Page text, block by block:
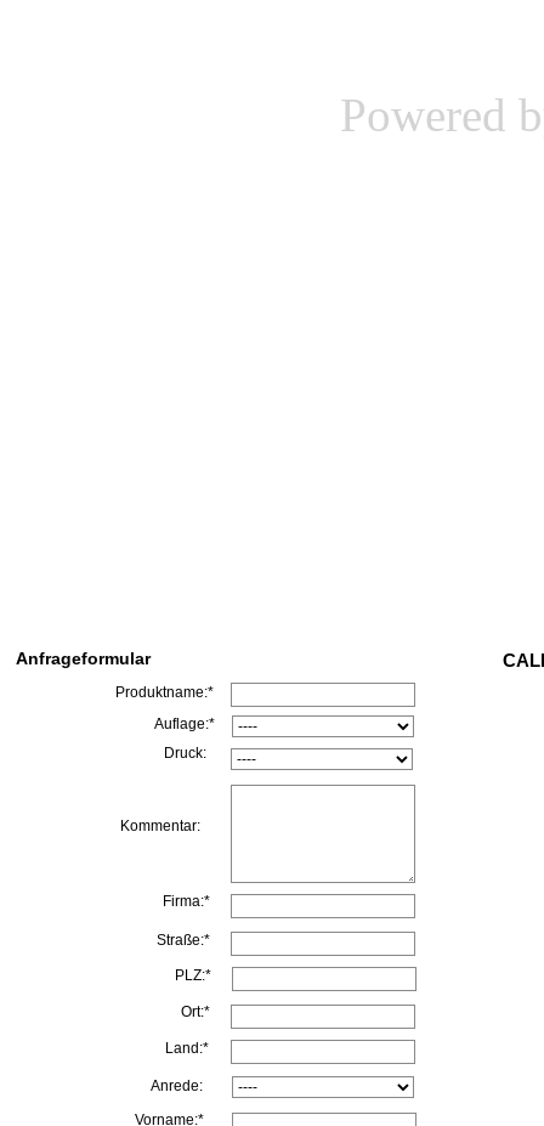
Powered
Auflage:*
Druck:
Kommentar:
Firma:*
Straße:*
PLZ:*
Ort:*
Land:*
Vorname:*
Anrede:
Produktname:*
Anfrageformular